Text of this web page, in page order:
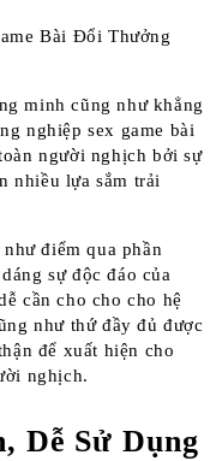
minh cũng như khẳng
nghiệp sex game bài
người nghịch bởi sự
nhiều lựa sắm trải
điểm qua phần
sự độc đáo của
cần cho cho cho hệ
như thứ đầy đủ được
để xuất hiện cho
nghịch.
Dễ Sử Dụng